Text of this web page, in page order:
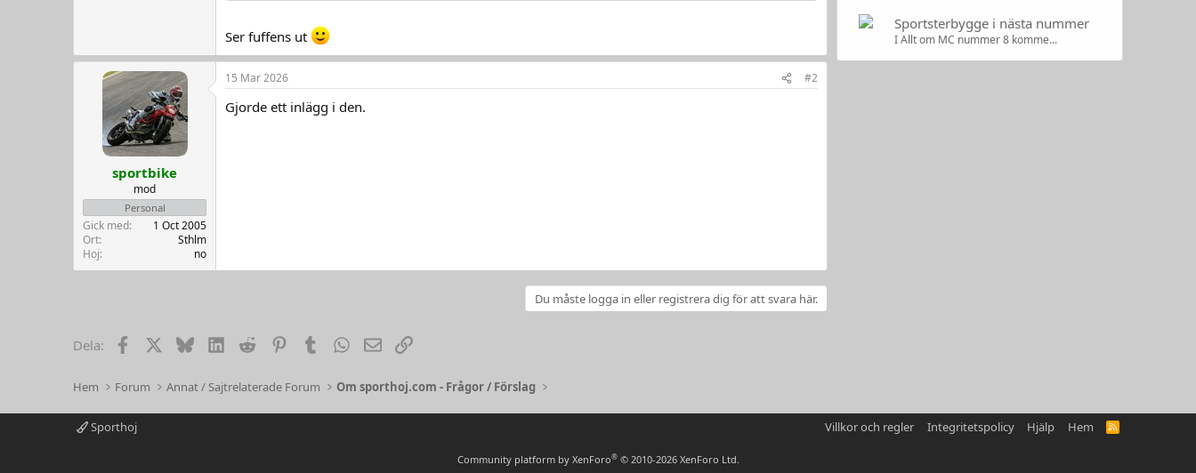
Ser fuffens ut
sportbike
mod
Personal
Gick med
1 Oct 2005
Ort
Sthlm
Hoj
no
15 Mar 2026 #2
Gjorde ett inlägg i den.
Du måste logga in eller registrera dig för att svara här.
Dela: Facebook BlueskyLinkedIn
Reddit PinterestTumblrWhatsApp
EmailLink
Sportsterbygge i nästa nummer
I Allt om MC nummer 8 komme...
Hem Forum Annat / Sajtrelaterade Forum Om sporthoj.com - Frågor / Förslag
Sporthoj Villkor och regler Integritetspolicy Hjälp Hem
R
Community platform by XenForo® © 2010-2026 XenForo Ltd.